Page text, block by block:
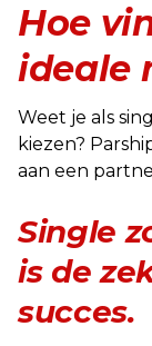
Hoe
ideale
Weet je als
kiezen?
aan een
Single
is de
succes.